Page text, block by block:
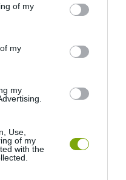
You may click to
its third-party tags to
in below Google
of my
my
my
Use,
of my
with the
őszi rózsa és a